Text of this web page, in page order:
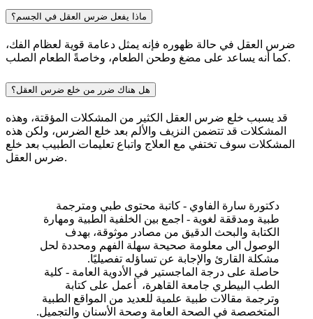
ماذا يفعل ضرس العقل في الجسم؟
ضرس العقل في حالة ظهوره فإنه يمثل دعامة قوية لعظام الفك،
كما أنه يساعد على مضغ وطحن الطعام، وخاصةً الطعام الصلب.
هل هناك ضرر من خلع ضرس العقل؟
قد يسبب خلع ضرس العقل الكثير من المشكلات المؤقتة، وهذه
المشكلات قد تتضمن النزيف والألم بعد خلع الضرس، ولكن هذه
المشكلات سوف تختفي مع العلاج واتباع تعليمات الطبيب بعد خلع
ضرس العقل.
دكتورة سارة الفاوي - كاتبة محتوى طبي ومترجمة
طبية ومدققة لغوية - اجمع بين الخلفية الطبية ومهارة
الكتابة والبحث الدقيق من مصادر موثوقة، بهدف
الوصول الى معلومة صحيحة سهلة الفهم ومحددة لحل
مشكلة القارئ والإجابة عن تساؤله تفصيليًا.
حاصلة على درجة الماجستير في الأدوية العامة - كلية
الطب البيطري جامعة القاهرة، أعمل على كتابة
وترجمة مقالات طبية علمية للعديد من المواقع الطبية
المتخصصة في الصحة العامة وصحة الأسنان والتجميل.